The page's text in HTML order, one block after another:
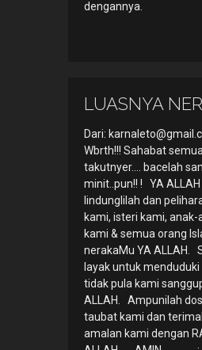
dengannya.
LUASNYA
Dari:
Wbrth!!! Sahabat
takutnyer…. bacelah
minit..pun!! ! YA ALLAH
lindunglilah dan
kami, isteri kami,
kami & semua orang
nerakaMu YA ALLAH.
layak untuk
tidak pula kami
ALLAH. Ampunilah
taubat kami dan
amalan kami dengan